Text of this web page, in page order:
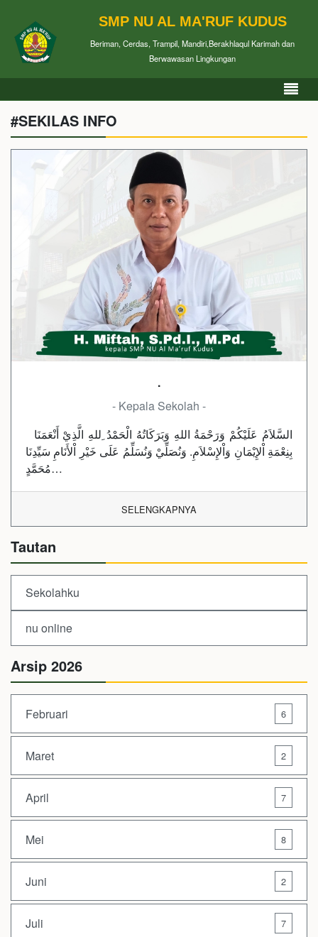
SMP NU AL MA'RUF KUDUS
Beriman, Cerdas, Trampil, Mandiri,Berakhlaqul Karimah dan
Berwawasan Lingkungan
#SEKILAS INFO
.
- Kepala Sekolah -
بِنِعْمَةِ اْلإِيْمَانِ وَاْلإِسْلاَمِ. وَنُصَلِّيْ وَنُسَلِّمُ عَلَى خَيْرِ اْلأَنَامِ سَيِّدِنَا
مُحَمَّدٍ…
SELENGKAPNYA
Tautan
Sekolahku
nu online
Arsip 2026
Februari 6
Maret 2
April 7
Mei 8
Juni 2
Juli 7